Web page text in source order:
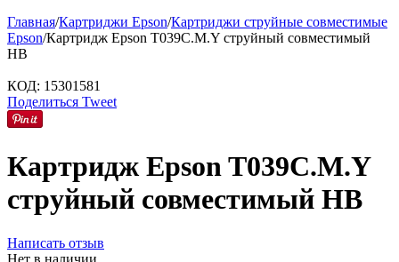
Главная/Картриджи Epson/Картриджи струйные совместимые
Epson/Картридж Epson T039C.M.Y струйный совместимый
HB
КОД: 15301581
Поделиться Tweet
Картридж Epson T039C.M.Y
струйный совместимый HB
Написать отзыв
Нет в наличии